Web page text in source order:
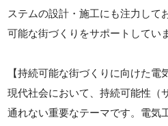
ステムの設計・施工にも注力して
可能な街づくりをサポートしてい
【持続可能な街づくりに向けた電
現代社会において、持続可能性（
通れない重要なテーマです。電気